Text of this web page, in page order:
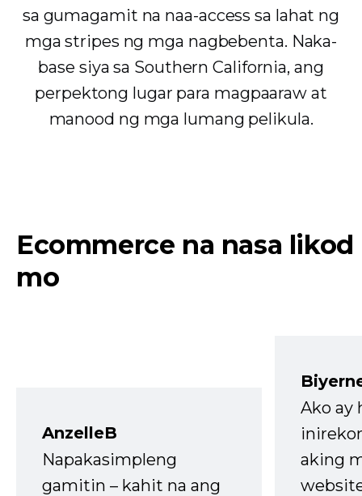
sa gumagamit na naa-access sa lahat ng
mga stripes ng mga nagbebenta. Naka-
base siya sa Southern California, ang
perpektong lugar para magpaaraw at
manood ng mga lumang pelikula.
Ecommerce na nasa likod
mo
AnzelleB
Napakasimpleng
gamitin – kahit na ang
Ako ay
aking